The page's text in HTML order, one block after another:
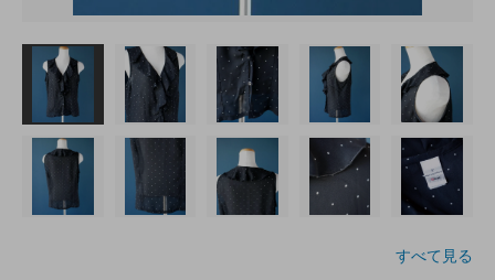
すべて見る